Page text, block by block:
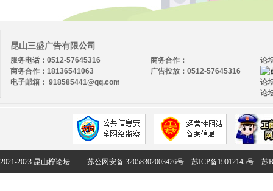
昆山三盛广告有限公司
服务电话：0512-57645316
商务合作：18136541063
电子邮箱： 918585441@qq.com
论
论
论
商务合作：
广告投放：0512-57645316
2021-2023 昆山柠论坛 苏公网安备 32058302003426号 苏ICP备19012145号 苏